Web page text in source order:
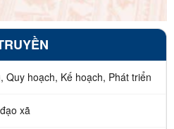
hoạch, Kế hoạch, Phát triển
xã